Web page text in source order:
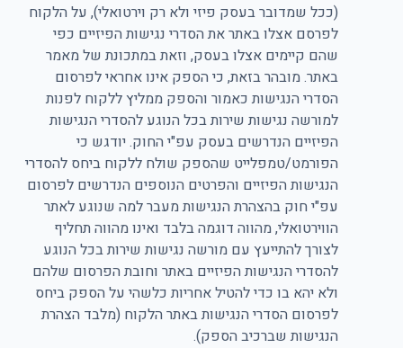
(ככל שמדובר בעסק פיזי ולא רק וירטואלי), על הלקוח
לפרסם אצלו באתר את הסדרי נגישות הפיזיים כפי
שהם קיימים אצלו בעסק, וזאת במתכונת של מאמר
באתר. מובהר בזאת, כי הספק אינו אחראי לפרסום
הסדרי הנגישות כאמור והספק ממליץ ללקוח לפנות
למורשה נגישות שירות בכל הנוגע להסדרי הנגישות
הפיזיים הנדרשים בעסק עפ"י החוק. יודגש כי
הפורמט/טמפלייט שהספק שולח ללקוח ביחס להסדרי
הנגישות הפיזיים והפרטים הנוספים הנדרשים לפרסום
עפ"י חוק בהצהרת הנגישות מעבר למה שנוגע לאתר
הווירטואלי, מהווה דוגמה בלבד ואינו מהווה תחליף
לצורך להתייעץ עם מורשה נגישות שירות בכל הנוגע
להסדרי הנגישות הפיזיים באתר וחובת הפרסום שלהם
ולא יהא בו כדי להטיל אחריות כלשהי על הספק ביחס
לפרסום הסדרי הנגישות באתר הלקוח (מלבד הצהרת
הנגישות שברכיב הספק).